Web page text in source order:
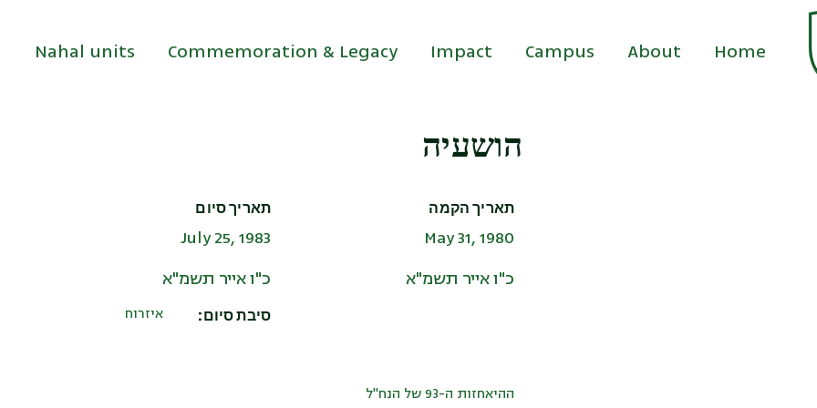
Home
About
Campus
Impact
Commemoration & Legacy
Nahal units
הושעיה
תאריך הקמה תאריך סיום
May 31, 1980
July 25, 1983
כ"ו אייר תשמ"א
כ"ו אייר תשמ"א
סיבת סיום: איזרוח
ההיאחזות ה-93 של הנח"ל